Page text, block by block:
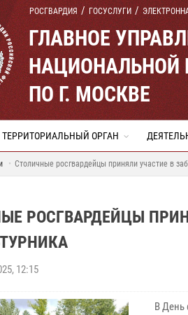
РОСГВАРДИЯ ГОСУСЛУГИ
ГЛАВНОЕ
НАЦИОНАЛЬНОЙ
ПО Г. МОСКВЕ
ТЕРРИТОРИАЛЬНЫЙ ОРГАН
Столичные росгвардейцы приняли участие в
РОСГВАРДЕЙЦЫ
12:15
В День